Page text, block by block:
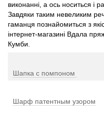
виконанні, а ось носиться і
Завдяки таким невеликим
гаманця познайомиться з
інтернет-магазині Вдала
Кумби.
Шапка с помпоном
Шарф патентным узором